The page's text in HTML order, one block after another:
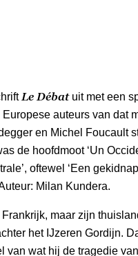
Le Débat uit met een
auteurs van dat
en Michel Foucault
de hoofdmoot ‘Un
oftewel ‘Een
Milan Kundera.
maar zijn
het IJzeren Gordijn.
van wat hij de tragedie